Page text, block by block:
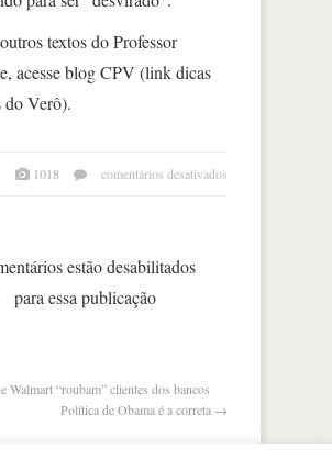
textos do Professor
acesse blog CPV (link dicas
do Verô).
1018 comentários desativados
estão desabilitados
para essa publicação
Walmart “roubam” clientes dos bancos
Política de Obama é a correta →